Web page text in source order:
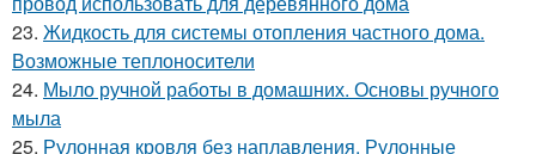
23. Жидкость для системы отопления частного дома.
Возможные теплоносители
24. Мыло ручной работы в домашних. Основы ручного
мыла
25. Рулонная кровля без наплавления. Рулонные